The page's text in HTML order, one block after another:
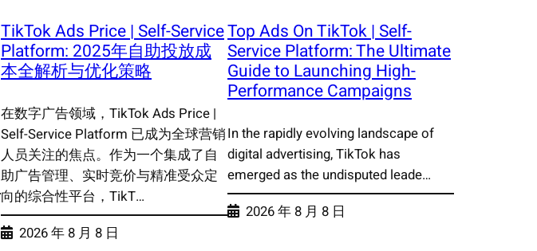
TikTok Ads Price | Self-Service
Platform: 2025年自助投放成
本全解析与优化策略
在数字广告领域，TikTok Ads Price |
Self-Service Platform 已成为全球营销
人员关注的焦点。作为一个集成了自
助广告管理、实时竞价与精准受众定
向的综合性平台，TikT…
2026 年 8 月 8 日
Top Ads On TikTok | Self-
Service Platform: The Ultimate
Guide to Launching High-
Performance Campaigns
In the rapidly evolving landscape of
digital advertising, TikTok has
emerged as the undisputed leade…
2026 年 8 月 8 日